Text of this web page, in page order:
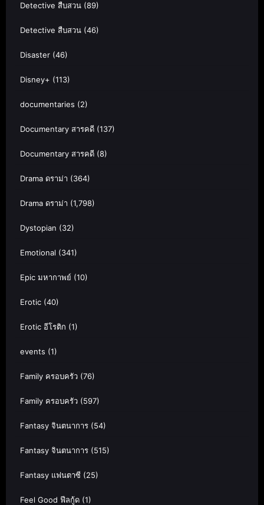
Detective สืบสวน (89)
Detective สืบสวน (46)
Disaster (46)
Disney+ (113)
documentaries (2)
Documentary สารคดี (137)
Documentary สารคดี (8)
Drama ดราม่า (364)
Drama ดราม่า (1,798)
Dystopian (32)
Emotional (341)
Epic มหากาพย์ (10)
Erotic (40)
Erotic อีโรติก (1)
events (1)
Family ครอบครัว (76)
Family ครอบครัว (597)
Fantasy จินตนาการ (54)
Fantasy จินตนาการ (515)
Fantasy แฟนตาซี (25)
Feel Good ฟีลกู้ด (1)